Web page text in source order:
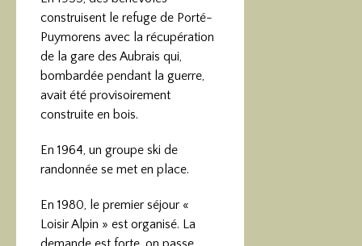
construisent le refuge de Porté-
Puymorens avec la récupération
de la gare des Aubrais qui,
bombardée pendant la guerre,
avait été provisoirement
construite en bois.
En 1964, un groupe ski de
randonnée se met en place.
En 1980, le premier séjour «
Loisir Alpin » est organisé. La